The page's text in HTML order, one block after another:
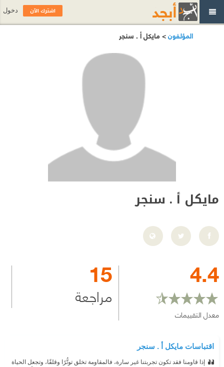
المؤلفون> مايكل أ . سنجر
مايكل أ . سنجر
4.4
معدل التقييمات
15
مراجعة
اقتباسات مايكل أ . سنجر
إذا قاومنا فقد تكون تجربتنا غير سارة، فالمقاومة تخلق توتُّرًا وقلقًا، وتجعل الحياة
اشترك الآن دخول